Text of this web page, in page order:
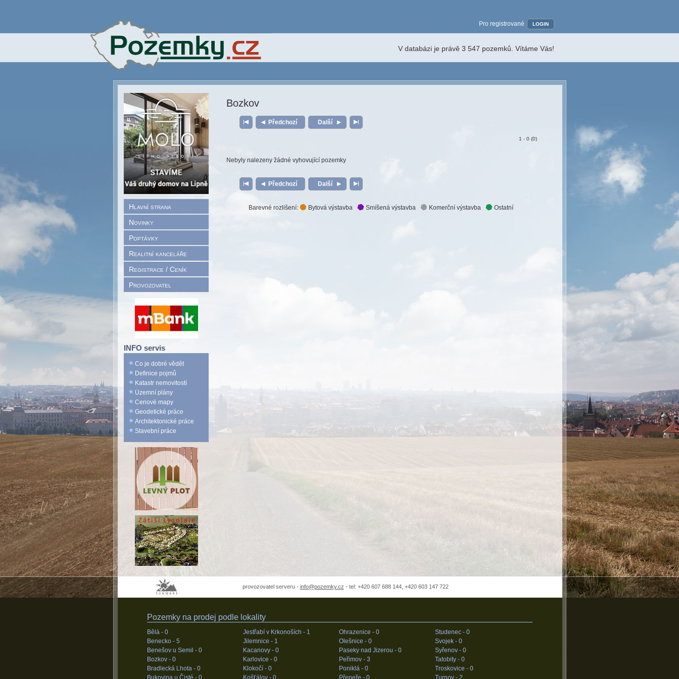
Hlavní strana
Novinky
Poptávky
Realitní kanceláře
Registrace / Ceník
Provozovatel
INFO servis
Co je dobré vědět
Definice pojmů
Katastr nemovitostí
Územní plány
Cenové mapy
Geodetické práce
Architektonické práce
Stavební práce
Pro registrované LOGIN
V databázi je právě 3 547 pozemků. Vítáme Vás!
Bozkov
Předchozí Další
1 - 0 (0)
Nebyly nalezeny žádné vyhovující pozemky
Předchozí Další
Barevné rozlišení: Bytová výstavba Smíšená výstavba Komerční výstavba Ostatní
provozovatel serveru - info@pozemky.cz - tel: +420 607 688 144, +420 603 147 722
Pozemky na prodej podle lokality
Bělá - 0
Benecko - 5
Benešov u Semil - 0
Bozkov - 0
Bradlecká Lhota - 0
Bukovina u Čisté - 0
Jestřabí v Krkonoších - 1
Jilemnice - 1
Kacanovy - 0
Karlovice - 0
Klokočí - 0
Košťálov - 0
Ohrazenice - 0
Olešnice - 0
Paseky nad Jizerou - 0
Peřimov - 3
Poniklá - 0
Přepeře - 0
Studenec - 0
Svojek - 0
Syřenov - 0
Tatobity - 0
Troskovice - 0
Turnov - 2